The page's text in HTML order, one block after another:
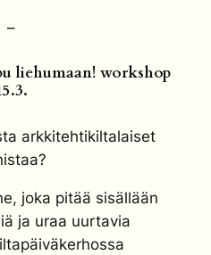
–
liehumaan! workshop
arkkitehtikiltalaiset
joka pitää sisällään
ja uraa uurtavia